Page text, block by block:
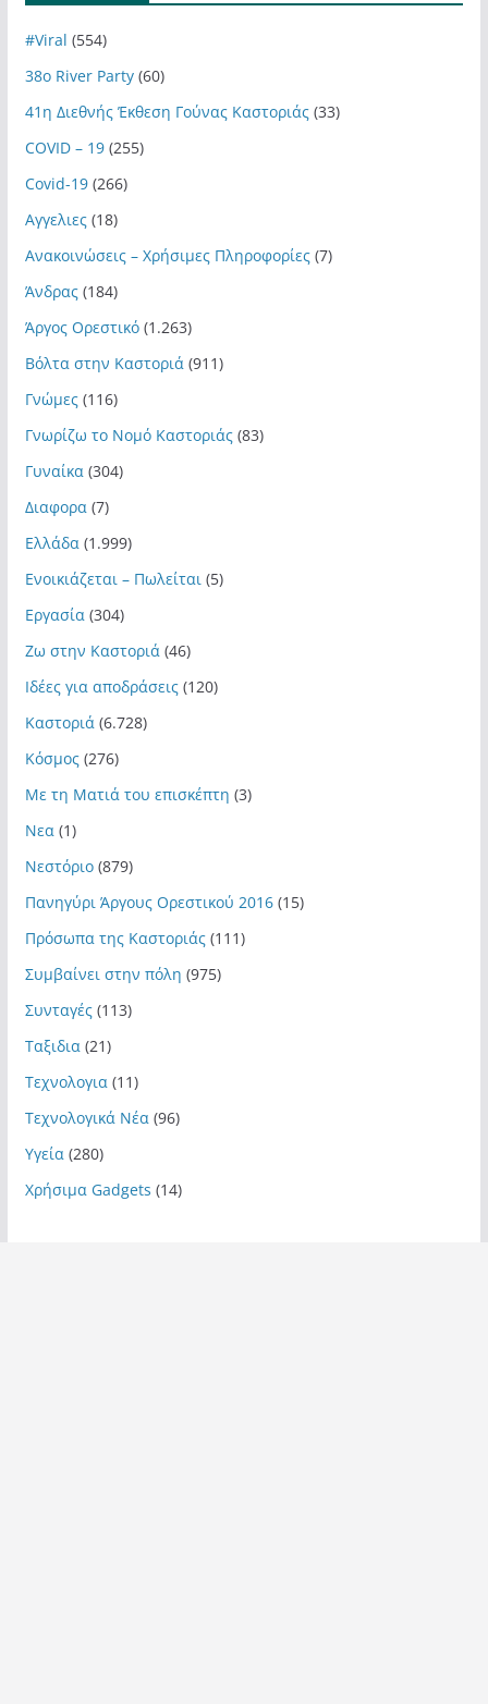
#Viral (554)
38ο River Party(60)
41η Διεθνής Έκθεση Γούνας Καστοριάς(33)
COVID – 19(255)
Covid-19(266)
Αγγελιες(18)
Ανακοινώσεις – Χρήσιμες Πληροφορίες(7)
Άνδρας(184)
Άργος Ορεστικό(1.263)
Βόλτα στην Καστοριά(911)
Γνώμες(116)
Γνωρίζω το Νομό Καστοριάς(83)
Γυναίκα(304)
Διαφορα(7)
Ελλάδα(1.999)
Ενοικιάζεται – Πωλείται(5)
Εργασία(304)
Ζω στην Καστοριά(46)
Ιδέες για αποδράσεις(120)
Καστοριά(6.728)
Κόσμος(276)
Με τη Ματιά του επισκέπτη (3)
Νεα(1)
Νεστόριο(879)
Πανηγύρι Άργους Ορεστικού 2016(15)
Πρόσωπα της Καστοριάς(111)
Συμβαίνει στην πόλη (975)
Συνταγές(113)
Ταξιδια(21)
Τεχνολογια(11)
Τεχνολογικά Νέα(96)
Υγεία(280)
Χρήσιμα Gadgets (14)